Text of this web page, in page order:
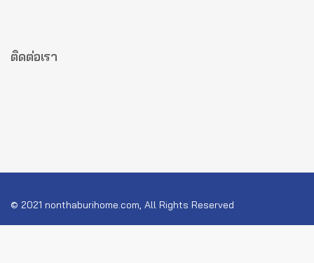
ติดต่อเรา
© 2021 nonthaburihome.com, All Rights Reserved